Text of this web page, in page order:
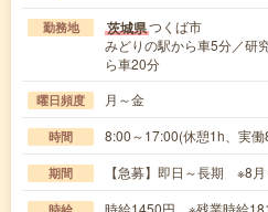
勤務地 茨城県つくば市
みどりの駅から車5分／研
ら車20分
曜日頻度 月～金
時間 8:00～17:00(休憩1h、実働
期間 【急募】即日～長期 ※8